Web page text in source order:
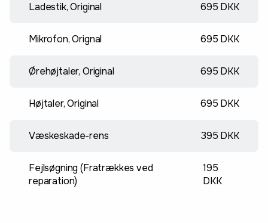
Ladestik, Original 695 DKK
Mikrofon, Orignal 695 DKK
Ørehøjtaler, Original 695 DKK
Højtaler, Original 695 DKK
Væskeskade-rens 395 DKK
Fejlsøgning (Fratrækkes ved
reparation)
195
DKK